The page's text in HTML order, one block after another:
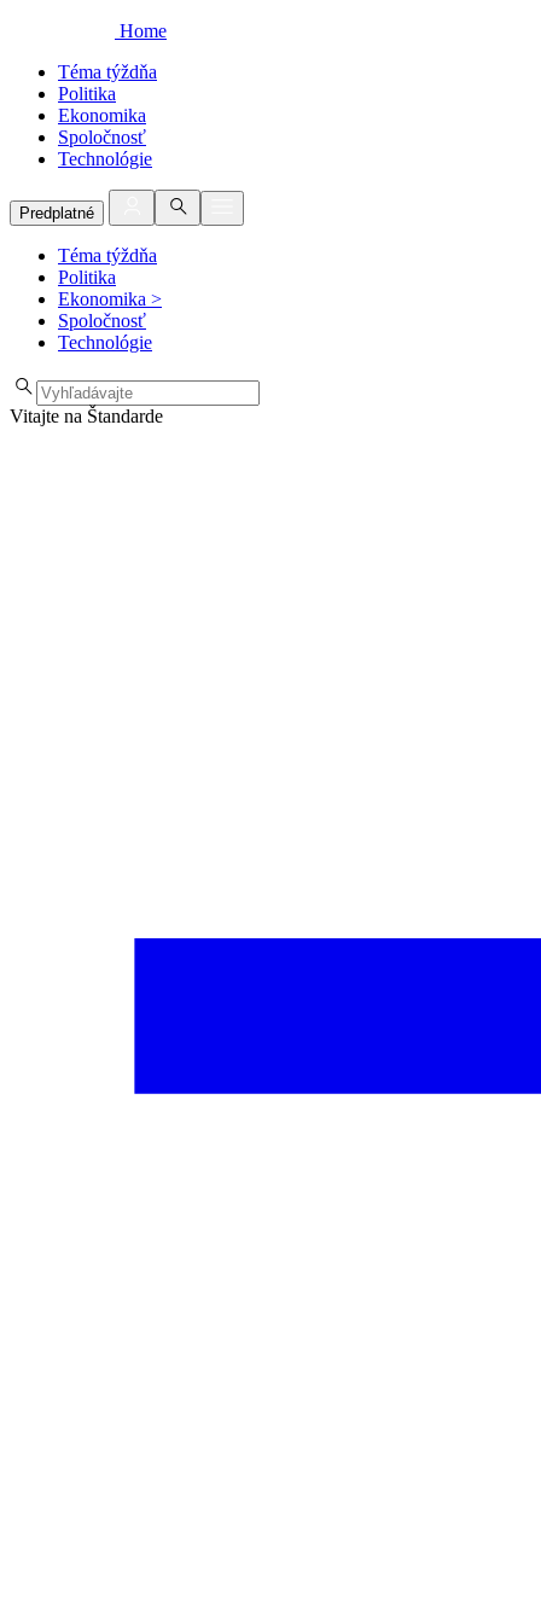
Home
Téma týždňa
Politika
Ekonomika
Spoločnosť
Technológie
Predplatné
Téma týždňa
Politika
Ekonomika >
Spoločnosť
Technológie
Vitajte na Štandarde